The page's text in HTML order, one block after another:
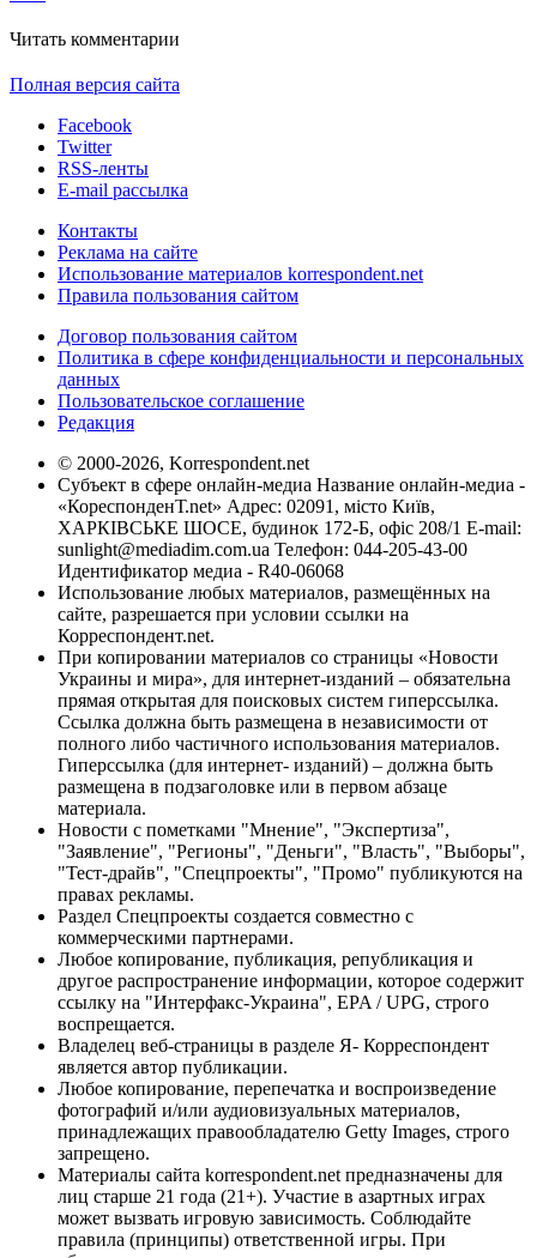
Читать комментарии
Полная версия сайта
Facebook
Twitter
RSS-ленты
E-mail рассылка
Контакты
Реклама на сайте
Использование материалов korrespondent.net
Правила пользования сайтом
Договор пользования сайтом
Политика в сфере конфиденциальности и персональных
данных
Пользовательское соглашение
Редакция
© 2000-2026, Korrespondent.net
Субъект в сфере онлайн-медиа Название онлайн-медиа -
«КореспонденТ.net» Адрес: 02091, місто Київ,
ХАРКІВСЬКЕ ШОСЕ, будинок 172-Б, офіс 208/1 E-mail:
sunlight@mediadim.com.ua Телефон: 044-205-43-00
Идентификатор медиа - R40-06068
Использование любых материалов, размещённых на
сайте, разрешается при условии ссылки на
Корреспондент.net.
При копировании материалов со страницы «Новости
Украины и мира», для интернет-изданий – обязательна
прямая открытая для поисковых систем гиперссылка.
Ссылка должна быть размещена в независимости от
полного либо частичного использования материалов.
Гиперссылка (для интернет- изданий) – должна быть
размещена в подзаголовке или в первом абзаце
материала.
Новости с пометками "Мнение", "Экспертиза",
"Заявление", "Регионы", "Деньги", "Власть", "Выборы",
"Тест-драйв", "Спецпроекты", "Промо" публикуются на
правах рекламы.
Раздел Спецпроекты создается совместно с
коммерческими партнерами.
Любое копирование, публикация, републикация и
другое распространение информации, которое содержит
ссылку на "Интерфакс-Украина", EPA / UPG, строго
воспрещается.
Владелец веб-страницы в разделе Я- Корреспондент
является автор публикации.
Любое копирование, перепечатка и воспроизведение
фотографий и/или аудиовизуальных материалов,
принадлежащих правообладателю Getty Images, строго
запрещено.
Материалы сайта korrespondent.net предназначены для
лиц старше 21 года (21+). Участие в азартных играх
может вызвать игровую зависимость. Соблюдайте
правила (принципы) ответственной игры. При